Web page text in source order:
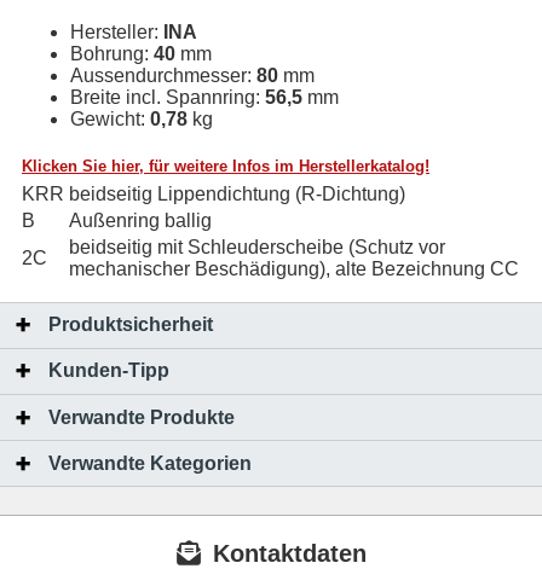
Hersteller:
INA
Bohrung: 40 mm
Aussendurchmesser: 80 mm
Breite incl. Spannring: 56,5 mm
Gewicht: 0,78 kg
Klicken Sie hier, für weitere Infos im Herstellerkatalog!
KRR beidseitig Lippendichtung (R-Dichtung)
B
Außenring ballig
2C
beidseitig mit Schleuderscheibe (Schutz vor
mechanischer Beschädigung), alte Bezeichnung CC
Produktsicherheit
Kunden-Tipp
Verwandte Produkte
Verwandte Kategorien
Kontaktdaten